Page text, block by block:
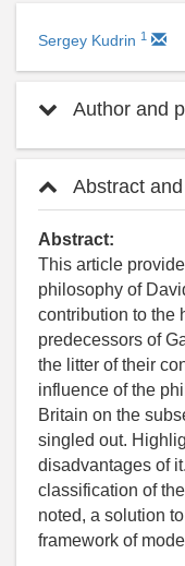
Sergey Kudrin 1
Author and
Abstract
Abstract:
This article
philosophy of
contribution to the
predecessors of
the litter of their
influence of the
Britain on the
singled out.
disadvantages of
classification of
noted, a solution
framework of